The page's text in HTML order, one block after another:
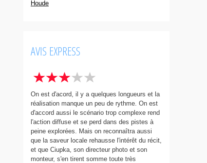
Houde
AVIS EXPRESS
On est d'acord, il y a quelques longueurs et la
réalisation manque un peu de rythme. On est
d'accord aussi le scénario trop complexe rend
l'action diffuse et se perd dans des pistes à
peine explorées. Mais on reconnaîtra aussi
que la saveur locale rehausse l'intérêt du récit,
et que Ciupka, son directeur photo et son
monteur, s'en tirent somme toute très